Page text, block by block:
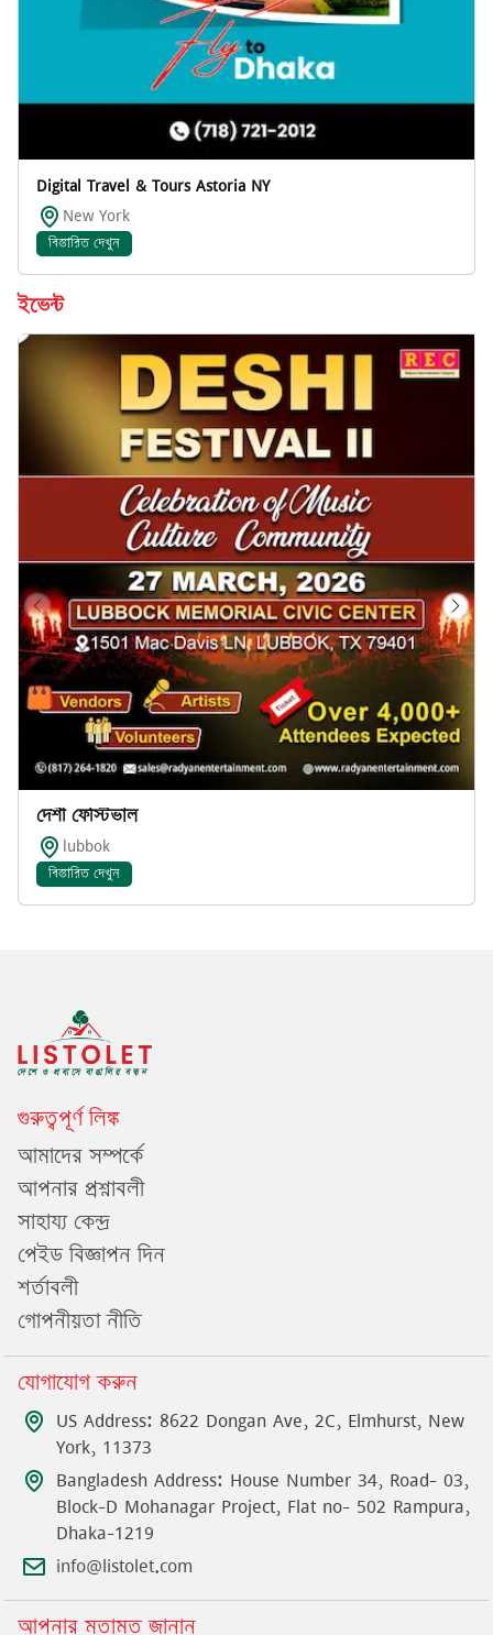
Digital Travel & Tours Astoria NY
New York
বিস্তারিত দেখুন
ইভেন্ট
দেশী ফেস্টিভাল
lubbok
বিস্তারিত দেখুন
গুরুত্বপূর্ণ লিঙ্ক
আমাদের সম্পর্কে
আপনার প্রশ্নাবলী
সাহায্য কেন্দ্র
পেইড বিজ্ঞাপন দিন
শর্তাবলী
গোপনীয়তা নীতি
যোগাযোগ করুন
US Address: 8622 Dongan Ave, 2C, Elmhurst, New
York, 11373
Bangladesh Address: House Number 34, Road- 03,
Block-D Mohanagar Project, Flat no- 502 Rampura,
Dhaka-1219
info@listolet.com
আপনার মতামত জানান